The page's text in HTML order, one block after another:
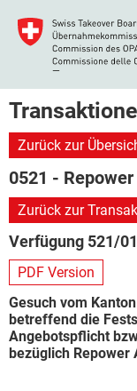
Zurück zur
0521 - Repower
Zurück zur
Verfügung 521/
PDF Version
Gesuch vom
betreffend die
Angebotspflicht
bezüglich Repower